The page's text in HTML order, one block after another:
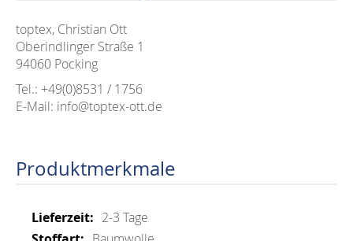
toptex, Christian Ott
Oberindlinger Straße 1
94060 Pocking
Tel.: +49(0)8531 / 1756
E-Mail: info@toptex-ott.de
Produktmerkmale
Mehr
Informationen
2-3 Tage